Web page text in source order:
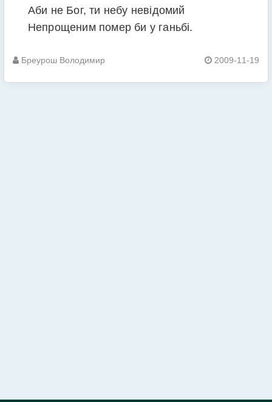
Аби не Бог, ти небу невідомий
Непрощеним помер би у ганьбі.
Бреурош Володимир 2009-11-19